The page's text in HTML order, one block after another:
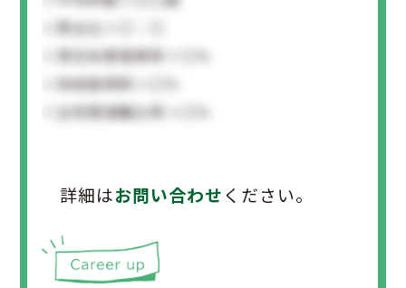
＜男女比＞〇：〇
＜育児休業復帰率＞〇％
＜有給取得率＞〇％
＜女性管理職比率＞〇％
詳細はお問い合わせ ください。